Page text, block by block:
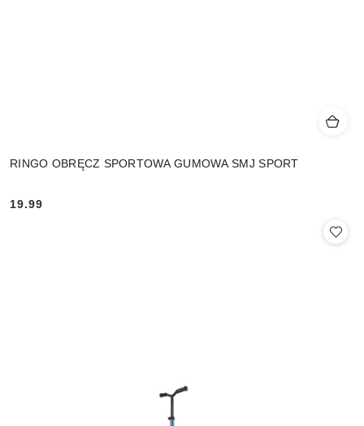
RINGO OBRĘCZ SPORTOWA GUMOWA SMJ SPORT
Cena:
19.99